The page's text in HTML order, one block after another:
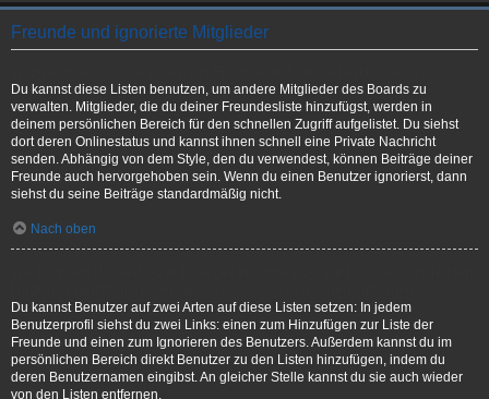
Freunde und ignorierte Mitglieder
Du kannst diese Listen benutzen, um andere Mitglieder des Boards zu
verwalten. Mitglieder, die du deiner Freundesliste hinzufügst, werden in
deinem persönlichen Bereich für den schnellen Zugriff aufgelistet. Du siehst
dort deren Onlinestatus und kannst ihnen schnell eine Private Nachricht
senden. Abhängig von dem Style, den du verwendest, können Beiträge deiner
Freunde auch hervorgehoben sein. Wenn du einen Benutzer ignorierst, dann
siehst du seine Beiträge standardmäßig nicht.
Nach oben
Du kannst Benutzer auf zwei Arten auf diese Listen setzen: In jedem
Benutzerprofil siehst du zwei Links: einen zum Hinzufügen zur Liste der
Freunde und einen zum Ignorieren des Benutzers. Außerdem kannst du im
persönlichen Bereich direkt Benutzer zu den Listen hinzufügen, indem du
deren Benutzernamen eingibst. An gleicher Stelle kannst du sie auch wieder
von den Listen entfernen.